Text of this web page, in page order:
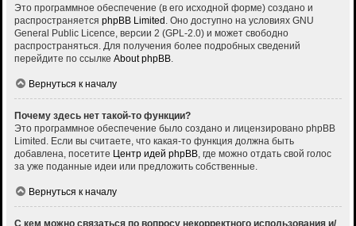
Это программное обеспечение (в его исходной форме) создано и
распространяется phpBB Limited . Оно доступно на условиях GNU
General Public Licence, версии 2 (GPL-2.0) и может свободно
распространяться. Для получения более подробных сведений
перейдите по ссылке About phpBB.
Вернуться к началу
Почему здесь нет такой-то функции?
Это программное обеспечение было создано и лицензировано phpBB
Limited. Если вы считаете, что какая-то функция должна быть
добавлена, посетите Центр идей phpBB, где можно отдать свой голос
за уже поданные идеи или предложить собственные.
Вернуться к началу
С кем можно связаться по вопросу некорректного использования и/